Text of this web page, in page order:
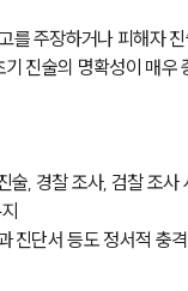
를 주장하거나 피해자
진술의 명확성이 매우
술, 경찰 조사, 검찰 조사
진단서 등도 정서적 충